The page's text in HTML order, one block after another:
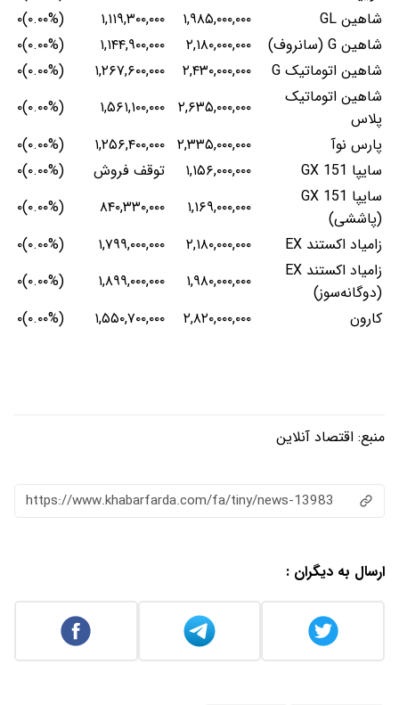
شاهین GL
۱,۹۸۵,۰۰۰,۰۰۰ ۱,۱۱۹,۳۰۰,۰۰۰
(۰.۰۰%)۰
شاهین G (سانروف)
۲,۱۸۰,۰۰۰,۰۰۰ ۱,۱۴۴,۹۰۰,۰۰۰
(۰.۰۰%)۰
شاهین اتوماتیک G
۲,۴۳۰,۰۰۰,۰۰۰ ۱,۲۶۷,۶۰۰,۰۰۰
(۰.۰۰%)۰
شاهین اتوماتیک
پلاس
۲,۶۳۵,۰۰۰,۰۰۰ ۱,۵۶۱,۱۰۰,۰۰۰
(۰.۰۰%)۰
پارس نوآ
۲,۳۳۵,۰۰۰,۰۰۰ ۱,۲۵۶,۴۰۰,۰۰۰
(۰.۰۰%)۰
سایپا 151 GX
۱,۱۵۶,۰۰۰,۰۰۰ توقف فروش
(۰.۰۰%)۰
سایپا 151 GX
(پاششی)
۱,۱۶۹,۰۰۰,۰۰۰ ۸۴۰,۳۳۰,۰۰۰
(۰.۰۰%)۰
زامیاد اکستند EX
۲,۱۸۰,۰۰۰,۰۰۰ ۱,۷۹۹,۰۰۰,۰۰۰
(۰.۰۰%)۰
زامیاد اکستند EX
(دوگانه‌سوز)
۱,۹۸۰,۰۰۰,۰۰۰ ۱,۸۹۹,۰۰۰,۰۰۰
(۰.۰۰%)۰
کارون
۲,۸۲۰,۰۰۰,۰۰۰ ۱,۵۵۰,۷۰۰,۰۰۰ (۰.۰۰%)۰
منبع: اقتصاد آنلاین
https://www.khabarfarda.com/fa/tiny/news-13983
ارسال به دیگران :